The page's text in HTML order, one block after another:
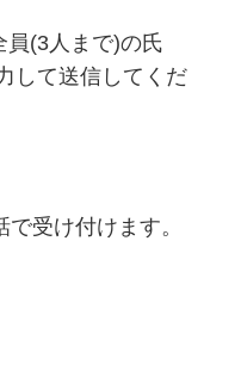
員(3人まで)の氏
して送信してくだ
受け付けます。